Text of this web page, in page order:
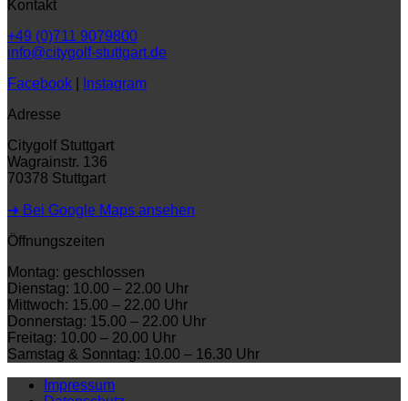
Kontakt
+49 (0)711 9079800
info@citygolf-stuttgart.de
Facebook
Instagram
Adresse
Citygolf Stuttgart
Wagrainstr. 136
70378 Stuttgart
➜ Bei Google Maps ansehen
Öffnungszeiten
Montag: geschlossen
Dienstag: 10.00 – 22.00 Uhr
Mittwoch: 15.00 – 22.00 Uhr
Donnerstag: 15.00 – 22.00 Uhr
Freitag: 10.00 – 20.00 Uhr
Samstag & Sonntag: 10.00 – 16.30 Uhr
Impressum